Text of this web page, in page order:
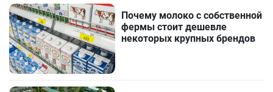
Почему молоко с собственной
фермы стоит дешевле
некоторых крупных брендов